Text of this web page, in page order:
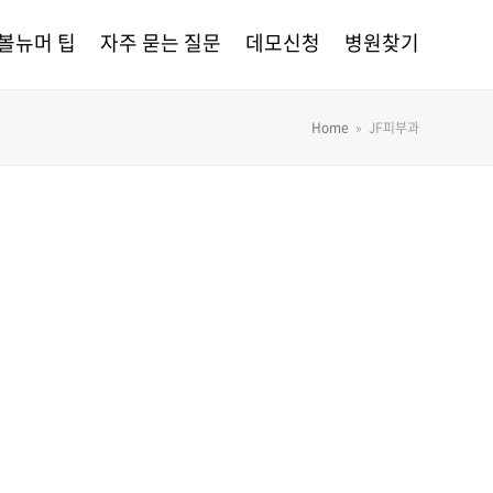
뉴머 팁 자주 묻는 질문 데모신청 병원찾기
Home » JF피부과